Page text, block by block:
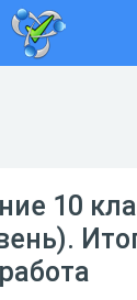
10